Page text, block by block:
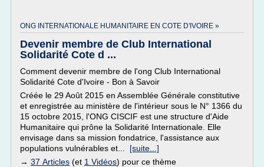
ONG INTERNATIONALE HUMANITAIRE EN COTE D'IVOIRE »
Devenir membre de Club International
Solidarité Cote d ...
Comment devenir membre de l'ong Club International
Solidarité Cote d'Ivoire - Bon à Savoir
Créée le 29 Août 2015 en Assemblée Générale constitutive
et enregistrée au ministère de l'intérieur sous le N° 1366 du
15 octobre 2015, l'ONG CISCIF est une structure d'Aide
Humanitaire qui prône la Solidarité Internationale. Elle
envisage dans sa mission fondatrice, l'assistance aux
populations vulnérables et... [suite...]
→ 37 Articles (et 1 Vidéos) pour ce thème